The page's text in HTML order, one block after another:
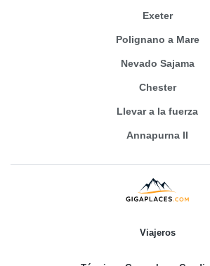
Exeter
Polignano a Mare
Nevado Sajama
Chester
Llevar a la fuerza
Annapurna II
Viajeros